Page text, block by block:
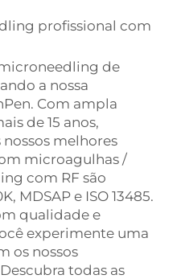
profissional com
de
a nossa
Com ampla
de 15 anos,
melhores
microagulhas /
com RF são
MDSAP e ISO 13485.
qualidade e
experimente uma
os nossos
todas as